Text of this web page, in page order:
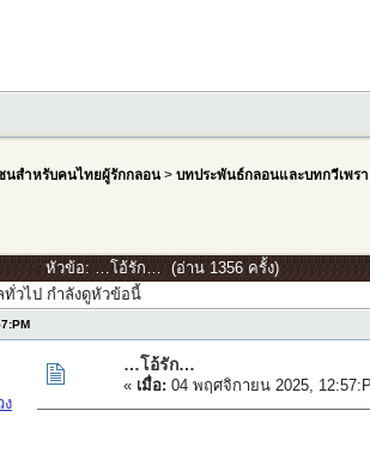
สำหรับคนไทยผู้รักกลอน> บทประพันธ์กลอนและบทกวีเพรา
หัวข้อ: …โอ้รัก… (อ่าน 1356 ครั้ง)
วไป กำลังดูหัวข้อนี้
…โอ้รัก…
« เมื่อ: 04 พฤศจิกายน 2025,